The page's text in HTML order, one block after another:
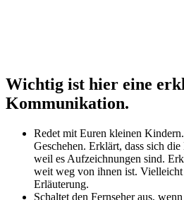
Wichtig ist hier eine
Kommunikation.
Redet mit Euren kleinen
Geschehen. Erklärt, dass sich
weil es Aufzeichnungen sind.
weit weg von ihnen ist.
Erläuterung.
Schaltet den Fernseher aus,